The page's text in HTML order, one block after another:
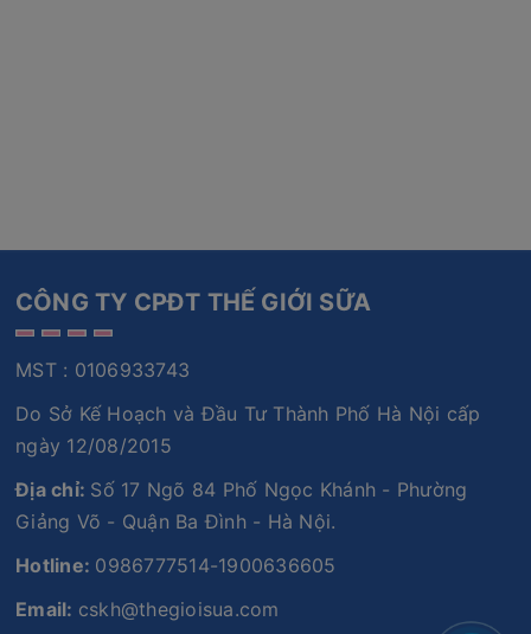
CÔNG TY CPĐT THẾ GIỚI SỮA
MST : 0106933743
Do Sở Kế Hoạch và Đầu Tư Thành Phố Hà Nội cấp
ngày 12/08/2015
Địa chỉ: Số 17 Ngõ 84 Phố Ngọc Khánh - Phường
Giảng Võ - Quận Ba Đình - Hà Nội.
Hotline: 0986777514-1900636605
Email: cskh@thegioisua.com